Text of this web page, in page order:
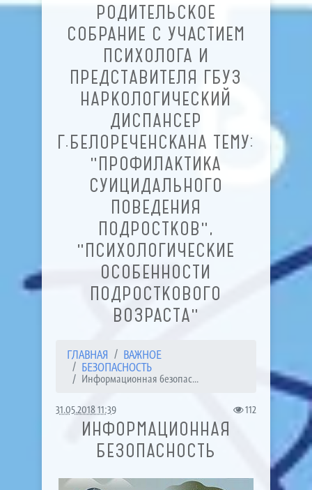
РОДИТЕЛЬСКОЕ
СОБРАНИЕ С УЧАСТИЕМ
ПСИХОЛОГА И
ПРЕДСТАВИТЕЛЯ ГБУЗ
НАРКОЛОГИЧЕСКИЙ
ДИСПАНСЕР
Г.БЕЛОРЕЧЕНСКАНА ТЕМУ:
"ПРОФИЛАКТИКА
СУИЦИДАЛЬНОГО
ПОВЕДЕНИЯ
ПОДРОСТКОВ",
"ПСИХОЛОГИЧЕСКИЕ
ОСОБЕННОСТИ
ПОДРОСТКОВОГО
ВОЗРАСТА"
ГЛАВНАЯ
ВАЖНОЕ
БЕЗОПАСНОСТЬ
Информационная безопас...
31.05.2018 11:39 112
ИНФОРМАЦИОННАЯ
БЕЗОПАСНОСТЬ